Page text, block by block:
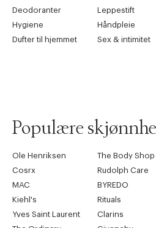
Deodoranter
Leppestift
Hygiene
Håndpleie
Dufter til hjemmet
Sex & intimitet
Populære
Ole Henriksen The Body Shop
Cosrx
Rudolph Care
MAC
BYREDO
Kiehl's
Rituals
Yves Saint Laurent
Clarins